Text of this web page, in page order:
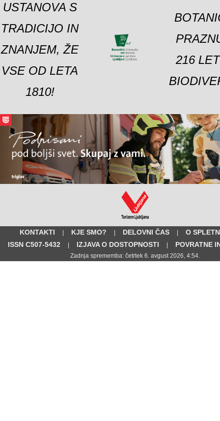
USTANOVA S
TRADICIJO IN
ZNANJEM, ŽE
VSE OD LETA
1810!
216
KONTAKTI | KJE SMO? | DELOVNI ČAS |
O
ISSN C507-5432
| IZJAVA O DOSTOPNOSTI | POVRATNE
Zadnja sprememba: četrtek 6. avgust 2026, 4:54.